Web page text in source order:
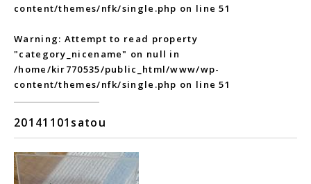
content/themes/nfk/single.php on line51
Warning: Attempt to read property
"category_nicename" on null in
/home/kir770535/public_html/www/wp-
content/themes/nfk/single.php on line51
20141101satou